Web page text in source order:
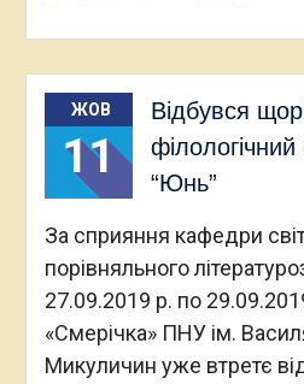
ЖОВ
11
Відбувся
“Юнь”
За сприяння кафедри
порівняльного
27.09.2019 р. по
«Смерічка» ПНУ ім.
Микуличин уже втретє